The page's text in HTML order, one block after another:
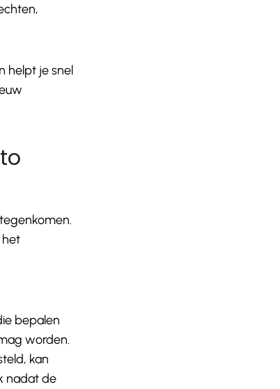
helpt je snel
het
bepalen
worden.
kan
nadat de